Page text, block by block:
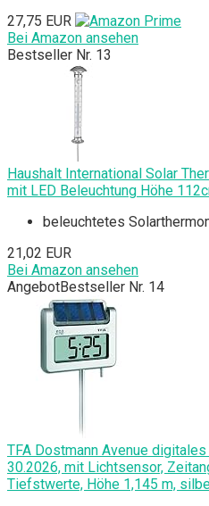
27,75 EUR
Bei Amazon ansehen
Bestseller Nr. 13
Haushalt International Solar
mit LED Beleuchtung Höhe
beleuchtetes
21,02 EUR
Bei Amazon ansehen
AngebotBestseller Nr. 14
TFA Dostmann Avenue
30.2026, mit Lichtsensor,
Tiefstwerte, Höhe 1,145 m,